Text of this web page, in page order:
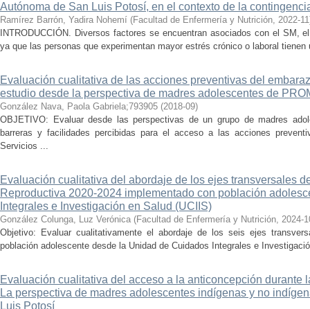
Autónoma de San Luis Potosí, en el contexto de la
Ramírez Barrón, Yadira Nohemí (Facultad de Enfermería y Nutrición, 2022-11
INTRODUCCIÓN. Diversos factores se encuentran asociados con el SM,
ya que las personas que experimentan mayor estrés crónico o laboral
Evaluación cualitativa de las acciones preventivas del
estudio desde la perspectiva de madres adolescentes de
González Nava, Paola Gabriela;793905 (2018-09)
OBJETIVO: Evaluar desde las perspectivas de un grupo de madres
barreras y facilidades percibidas para el acceso a las acciones
Servicios ...
Evaluación cualitativa del abordaje de los ejes transversales
Reproductiva 2020-2024 implementado con población
Integrales e Investigación en Salud (UCIIS)
González Colunga, Luz Verónica (Facultad de Enfermería y Nutrición, 2024-
Objetivo: Evaluar cualitativamente el abordaje de los seis ejes
población adolescente desde la Unidad de Cuidados Integrales e
Evaluación cualitativa del acceso a la anticoncepción durante
La perspectiva de madres adolescentes indígenas y no
Luis Potosí